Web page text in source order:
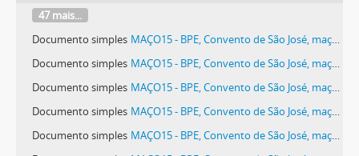
47 mais...
Documento simples MAÇO15 - BPE, Convento de São José, maço 15.
Documento simples MAÇO15 - BPE, Convento de São José, maço 15.
Documento simples MAÇO15 - BPE, Convento de São José, maço 15.
Documento simples MAÇO15 - BPE, Convento de São José, maço 15.
Documento simples MAÇO15 - BPE, Convento de São José, maço 15.